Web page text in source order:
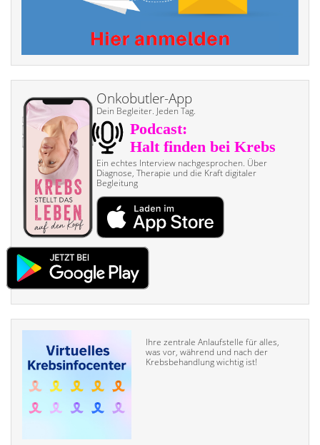
Onkobutler-App
Dein Begleiter. Jeden Tag.
Ein echtes Interview nach­gesprochen. Über
Diagnose, Therapie und die Kraft digitaler
Begleitung
Ihre zentrale Anlaufstelle für alles,
was vor, während und nach der
Krebsbehandlung wichtig ist!